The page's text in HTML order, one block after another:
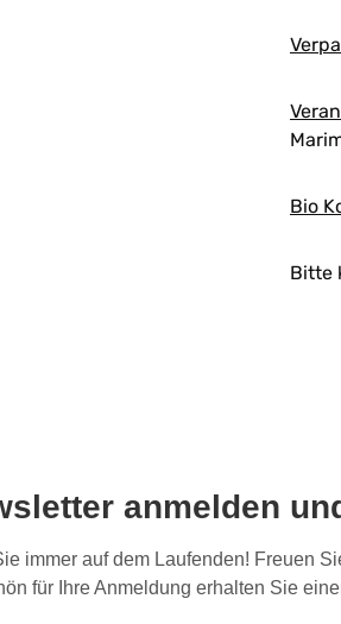
Bio
Bitte
anmelden
immer auf dem Laufenden! Freuen
für Ihre Anmeldung erhalten Sie